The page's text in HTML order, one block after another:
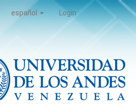
español Login